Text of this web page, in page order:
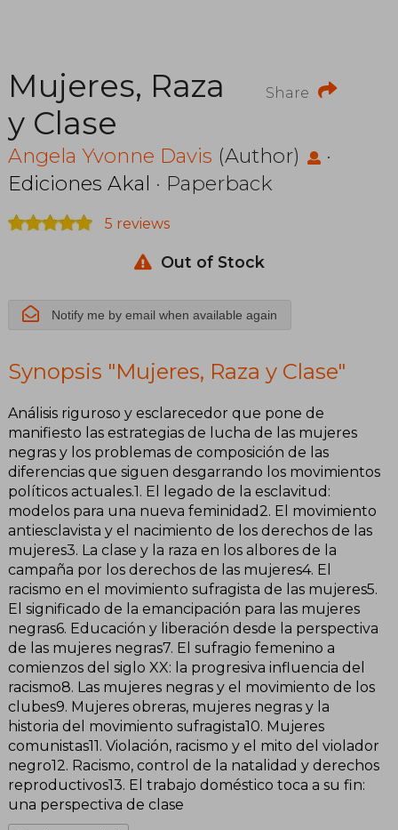
Share
Mujeres, Raza
y Clase
Angela Yvonne Davis (Author)
·
Ediciones Akal · Paperback
5 reviews
Out of Stock
Notify me by email when available again
Synopsis "Mujeres, Raza y Clase"
Análisis riguroso y esclarecedor que pone de
manifiesto las estrategias de lucha de las mujeres
negras y los problemas de composición de las
diferencias que siguen desgarrando los movimientos
políticos actuales.1. El legado de la esclavitud:
modelos para una nueva feminidad2. El movimiento
antiesclavista y el nacimiento de los derechos de las
mujeres3. La clase y la raza en los albores de la
campaña por los derechos de las mujeres4. El
racismo en el movimiento sufragista de las mujeres5.
El significado de la emancipación para las mujeres
negras6. Educación y liberación desde la perspectiva
de las mujeres negras7. El sufragio femenino a
comienzos del siglo XX: la progresiva influencia del
racismo8. Las mujeres negras y el movimiento de los
clubes9. Mujeres obreras, mujeres negras y la
historia del movimiento sufragista10. Mujeres
comunistas11. Violación, racismo y el mito del violador
negro12. Racismo, control de la natalidad y derechos
reproductivos13. El trabajo doméstico toca a su fin:
una perspectiva de clase